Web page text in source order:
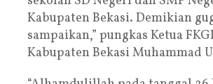
Kabupaten Bekasi. Demikian
sampaikan,” pungkas Ketua
Kabupaten Bekasi Muhammad